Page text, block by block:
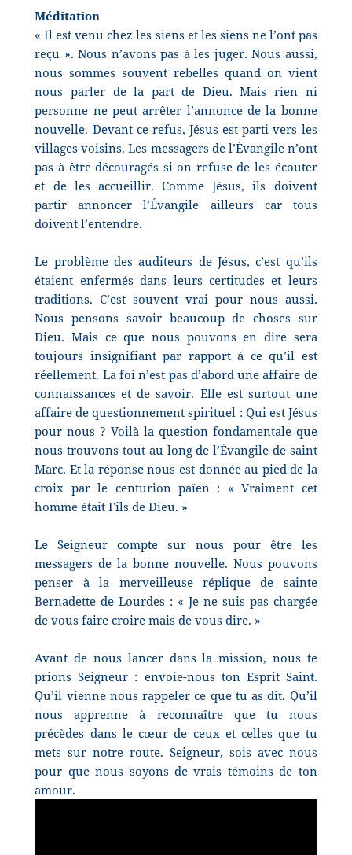
Méditation
« Il est venu chez les siens et les siens ne l’ont pas
reçu ». Nous n’avons pas à les juger. Nous aussi,
nous sommes souvent rebelles quand on vient
nous parler de la part de Dieu. Mais rien ni
personne ne peut arrêter l’annonce de la bonne
nouvelle. Devant ce refus, Jésus est parti vers les
villages voisins. Les messagers de l’Évangile n’ont
pas à être découragés si on refuse de les écouter
et de les accueillir. Comme Jésus, ils doivent
partir annoncer l’Évangile ailleurs car tous
doivent l’entendre.
Le problème des auditeurs de Jésus, c’est qu’ils
étaient enfermés dans leurs certitudes et leurs
traditions. C’est souvent vrai pour nous aussi.
Nous pensons savoir beaucoup de choses sur
Dieu. Mais ce que nous pouvons en dire sera
toujours insignifiant par rapport à ce qu’il est
réellement. La foi n’est pas d’abord une affaire de
connaissances et de savoir. Elle est surtout une
affaire de questionnement spirituel : Qui est Jésus
pour nous ? Voilà la question fondamentale que
nous trouvons tout au long de l’Évangile de saint
Marc. Et la réponse nous est donnée au pied de la
croix par le centurion païen : « Vraiment cet
homme était Fils de Dieu. »
Le Seigneur compte sur nous pour être les
messagers de la bonne nouvelle. Nous pouvons
penser à la merveilleuse réplique de sainte
Bernadette de Lourdes : « Je ne suis pas chargée
de vous faire croire mais de vous dire. »
Avant de nous lancer dans la mission, nous te
prions Seigneur : envoie-nous ton Esprit Saint.
Qu’il vienne nous rappeler ce que tu as dit. Qu’il
nous apprenne à reconnaître que tu nous
précèdes dans le cœur de ceux et celles que tu
mets sur notre route. Seigneur, sois avec nous
pour que nous soyons de vrais témoins de ton
amour.